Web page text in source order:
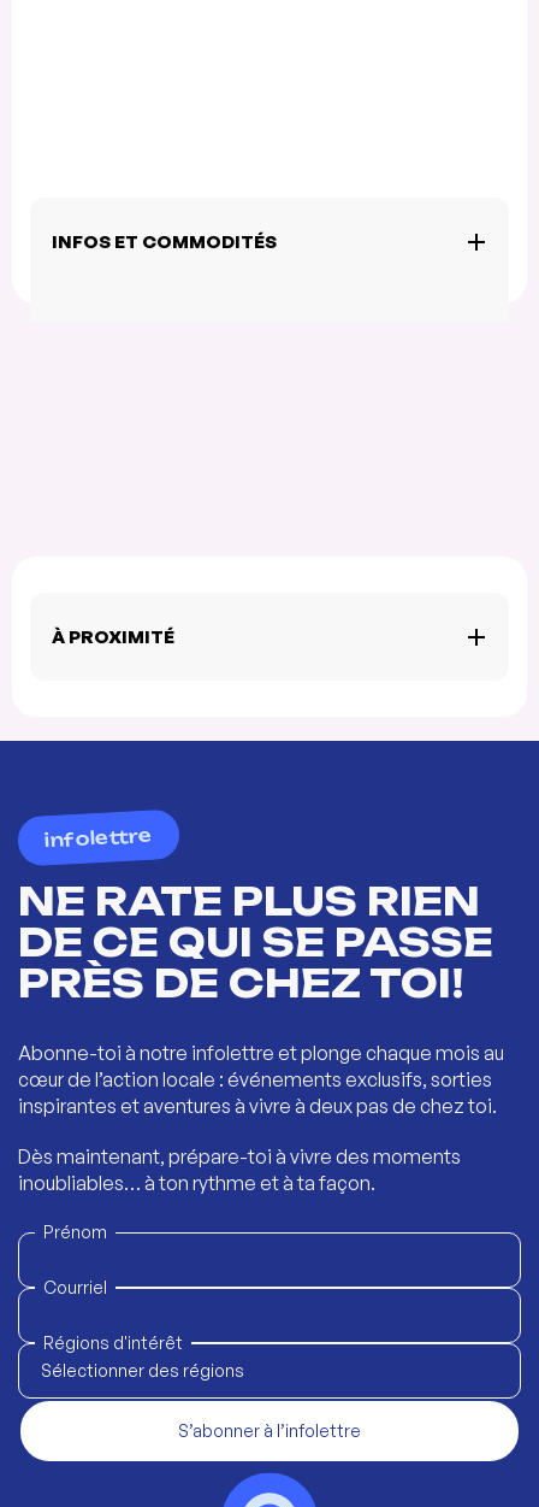
INFOS ET COMMODITÉS
À PROXIMITÉ
infolettre
NE RATE PLUS RIEN
DE CE QUI SE PASSE
PRÈS DE CHEZ TOI!
Abonne-toi à notre infolettre et plonge chaque mois au
cœur de l’action locale : événements exclusifs, sorties
inspirantes et aventures à vivre à deux pas de chez toi.
Dès maintenant, prépare-toi à vivre des moments
inoubliables… à ton rythme et à ta façon.
Prénom
Courriel
Régions d'intérêt
Sélectionner des régions
S’abonner à l’infolettre